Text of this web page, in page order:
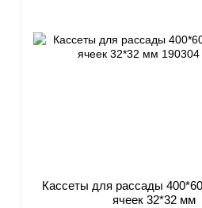
Кассеты для рассады
ячеек 32*32 мм